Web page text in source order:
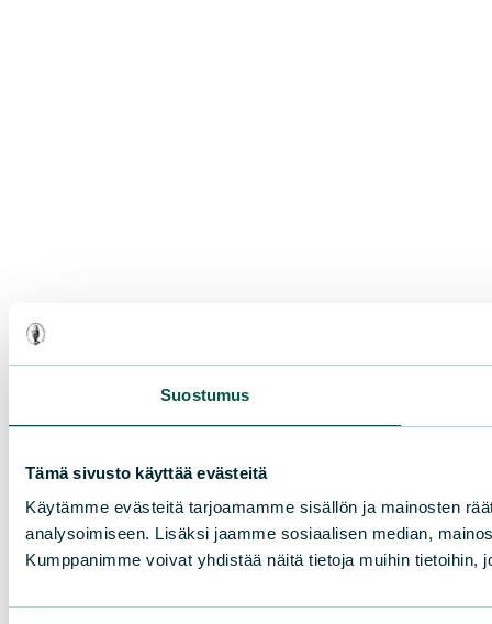
Suostumus
Tämä sivusto käyttää evästeitä
Käytämme evästeitä tarjoamamme sisällön ja mainosten
analysoimiseen. Lisäksi jaamme sosiaalisen median,
Kumppanimme voivat yhdistää näitä tietoja muihin tietoihin,